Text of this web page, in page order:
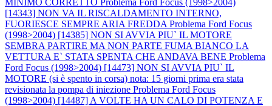
[14343] NON VA IL RISCALDAMENTO INTERNO,
FUORIESCE SEMPRE ARIA FREDDA Problema Ford Focus
(1998>2004) [14385] NON SI AVVIA PIU` IL MOTORE
SEMBRA PARTIRE MA NON PARTE FUMA BIANCO LA
VETTURA E` STATA SPENTA CHE ANDAVA BENE Problema
Ford Focus (1998>2004) [14473] NON SI AVVIA PIU` IL
MOTORE (si è spento in corsa) nota: 15 giorni prima era stata
revisionata la pompa di iniezione Problema Ford Focus
(1998>2004) [14487] A VOLTE HA UN CALO DI POTENZA E